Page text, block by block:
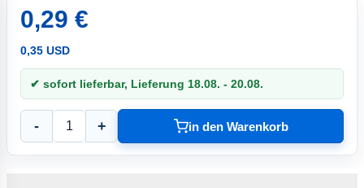
0,29 €
0,35 USD
✔ sofort lieferbar, Lieferung 18.08. - 20.08.
- + in den Warenkorb